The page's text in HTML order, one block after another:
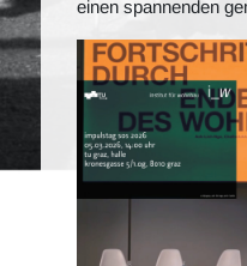
einen spannenden